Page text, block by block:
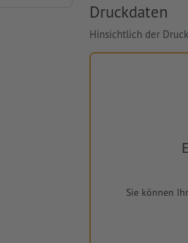
Druckdaten
Hinsichtlich der
Sie können